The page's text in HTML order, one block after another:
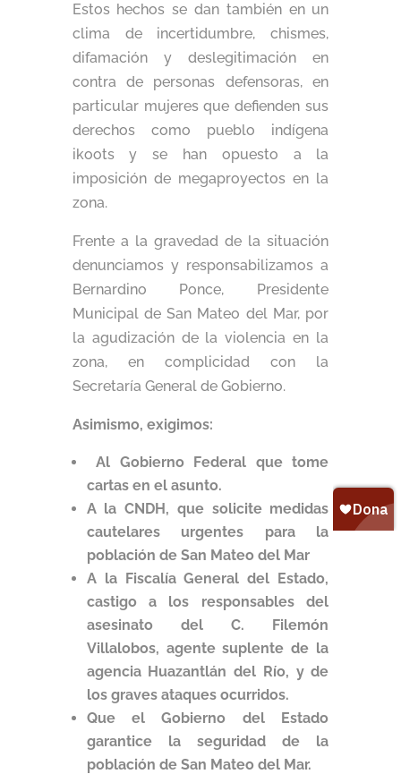
Estos hechos se dan también en un
clima de incertidumbre, chismes,
difamación y deslegitimación en
contra de personas defensoras, en
particular mujeres que defienden sus
derechos como pueblo indígena
ikoots y se han opuesto a la
imposición de megaproyectos en la
zona.
Frente a la gravedad de la situación
denunciamos y responsabilizamos a
Bernardino Ponce, Presidente
Municipal de San Mateo del Mar, por
la agudización de la violencia en la
zona, en complicidad con la
Secretaría General de Gobierno.
Asimismo, exigimos:
Al Gobierno Federal que tome
cartas en el asunto.
A la CNDH, que solicite medidas
cautelares urgentes para la
población de San Mateo del Mar
A la Fiscalía General del Estado,
castigo a los responsables del
asesinato del C. Filemón
Villalobos, agente suplente de la
agencia Huazantlán del Río, y de
los graves ataques ocurridos.
Que el Gobierno del Estado
garantice la seguridad de la
población de San Mateo del Mar.